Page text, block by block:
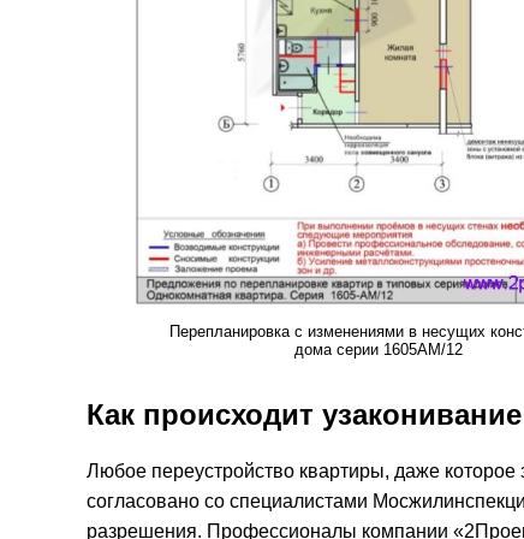
Перепланировка с изменениями в несущих
дома серии 1605АМ/12
Как происходит
Любое переустройство квартиры, даже
согласовано со специалистами
разрешения. Профессионалы компании